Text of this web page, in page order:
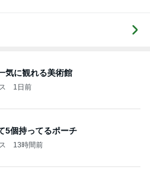
気に観れる美術館
1日前
5個持ってるポーチ
13時間前